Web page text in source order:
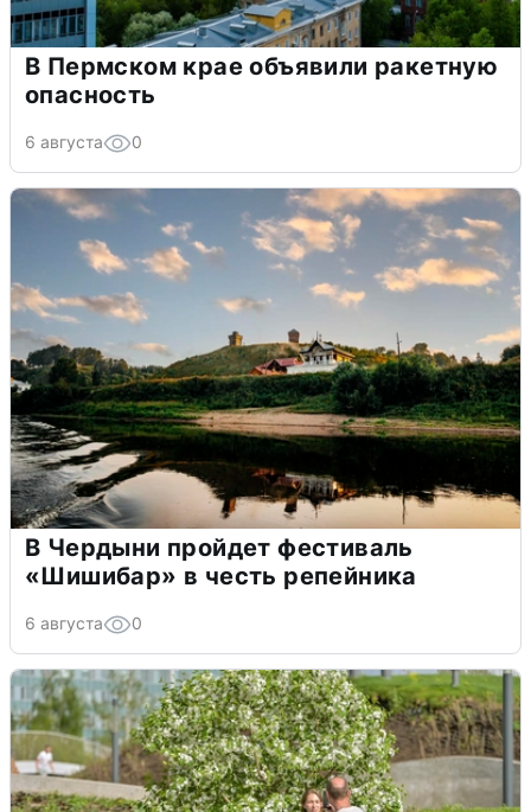
В Пермском крае объявили ракетную
опасность
6 августа 0
В Чердыни пройдет фестиваль
«Шишибар» в честь репейника
6 августа 0